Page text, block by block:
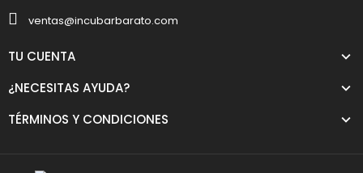
ventas@incubarbarato.com
TU CUENTA
¿NECESITAS AYUDA?
TÉRMINOS Y CONDICIONES